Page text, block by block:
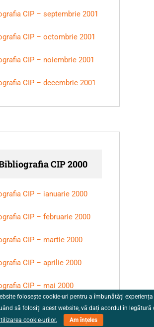
CIP – septembrie 2001
CIP – octombrie 2001
CIP – noiembrie 2001
CIP – decembrie 2001
CIP 2000
CIP – ianuarie 2000
CIP – februarie 2000
CIP – martie 2000
CIP – aprilie 2000
CIP – mai 2000
CIP – iunie 2000
folosește cookie-uri pentru a îmbunătăți experiența
să folosiți acest website, vă dați acordul în legătură
cookie-urilor.
Am înțeles